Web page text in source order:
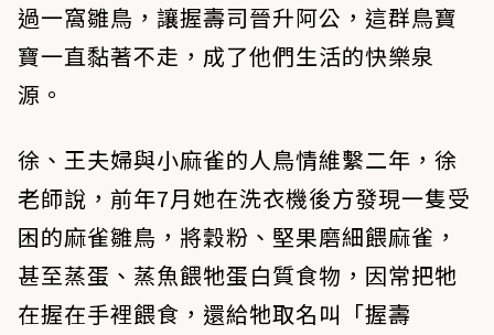
過一窩雛鳥，讓握壽司晉升阿公，這群鳥寶
寶一直黏著不走，成了他們生活的快樂泉
源。
徐、王夫婦與小麻雀的人鳥情維繫二年，徐
老師說，前年7月她在洗衣機後方發現一隻受
困的麻雀雛鳥，將穀粉、堅果磨細餵麻雀，
甚至蒸蛋、蒸魚餵牠蛋白質食物，因常把牠
在握在手裡餵食，還給牠取名叫「握壽